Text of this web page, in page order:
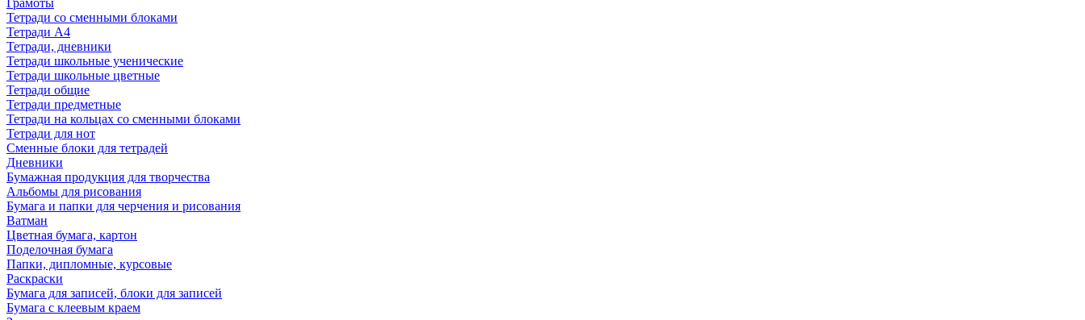
Грамоты
Тетради со сменными блоками
Тетради А4
Тетради, дневники
Тетради школьные ученические
Тетради школьные цветные
Тетради общие
Тетради предметные
Тетради на кольцах со сменными блоками
Тетради для нот
Сменные блоки для тетрадей
Дневники
Бумажная продукция для творчества
Альбомы для рисования
Бумага и папки для черчения и рисования
Ватман
Цветная бумага, картон
Поделочная бумага
Папки, дипломные, курсовые
Раскраски
Бумага для записей, блоки для записей
Бумага с клеевым краем